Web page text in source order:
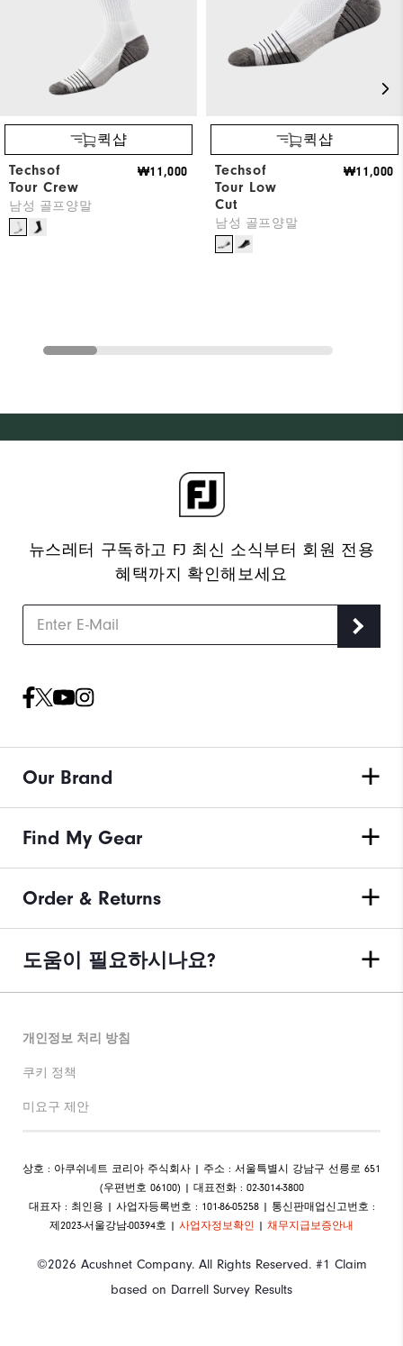
퀵샵
Techsof
Tour Crew
남성 골프양말
₩11,000
퀵샵
Techsof
Tour Low
Cut
남성 골프양말
₩11,000
뉴스레터 구독하고 FJ 최신 소식부터 회원 전용
혜택까지 확인해보세요
Our Brand
Find My Gear
Order & Returns
도움이 필요하시나요?
©2026 Acushnet Company. All Rights Reserved. #1 Claim
based on Darrell Survey Results
개인정보 처리 방침
쿠키 정책
미요구 제안
상호 : 아쿠쉬네트 코리아 주식회사 | 주소 : 서울특별시 강남구 선릉로 651
(우편번호 06100) | 대표전화 : 02-3014-3800
대표자 : 최인용 | 사업자등록번호 : 101-86-05258 | 통신판매업신고번호 :
제2023-서울강남-00394호 | 사업자정보확인 | 채무지급보증안내